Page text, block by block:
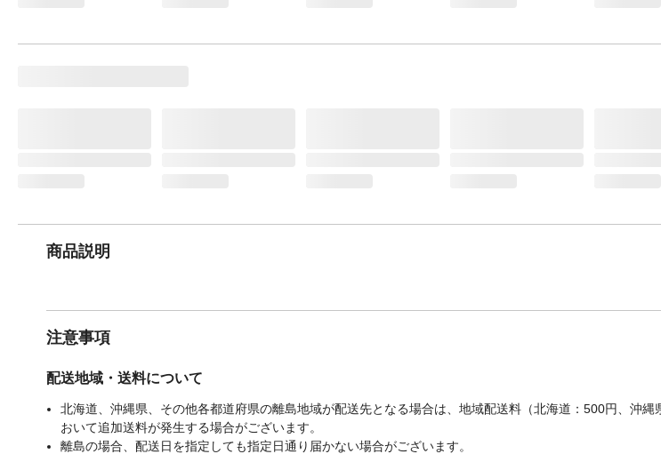
商品説明
注意事項
配送地域・送料について
北海道、沖縄県、その他各都道府県の離島地域が配送先となる場合は、地域配送料（北海道：500円、沖
おいて追加送料が発生する場合がございます。
離島の場合、配送日を指定しても指定日通り届かない場合がございます。